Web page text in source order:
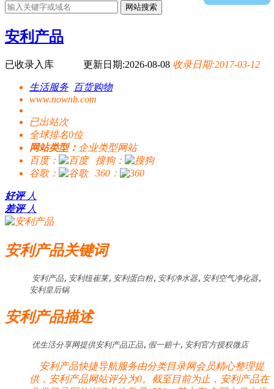
网站搜索
安利产品
已收录入库 更新日期:2026-08-08 收录日期:2017-03-12
生活服务
百货购物
www.nownb.com
已出站次
全球排名0位
网站类型： 企业类型网站
百度：
搜狗：
谷歌：
360：
好评 人
差评 人
安利产品关键词
安利产品,安利纽崔莱,安利蛋白粉,安利净水器,安利空气净化器,
安利皇后锅
安利产品描述
优生活分享网提供安利产品正品,假一赔十,安利官方授权微店
安利产品快捷导航服务由分类目录网会员精心整理提
供，安利产品网站评分为0。截至目前为止，安利产品在